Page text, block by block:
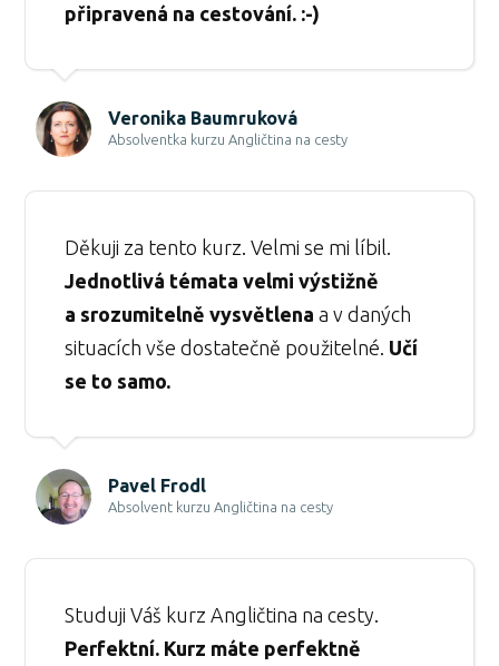
připravená na cestování. :-)
Veronika Baumruková
Absolventka kurzu Angličtina na cesty
Děkuji za tento kurz. Velmi se mi líbil.
Jednotlivá témata velmi výstižně
a srozumitelně vysvětlena a v daných
situacích vše dostatečně použitelné. Učí
se to samo.
Pavel Frodl
Absolvent kurzu Angličtina na cesty
Studuji Váš kurz Angličtina na cesty.
Perfektní. Kurz máte perfektně